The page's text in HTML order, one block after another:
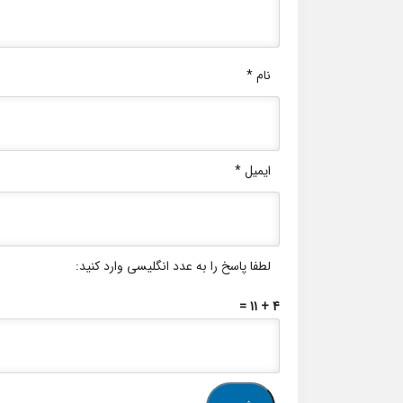
نام*
ایمیل*
لطفا پاسخ را به عدد انگلیسی وارد کنید:
4 + 11 =